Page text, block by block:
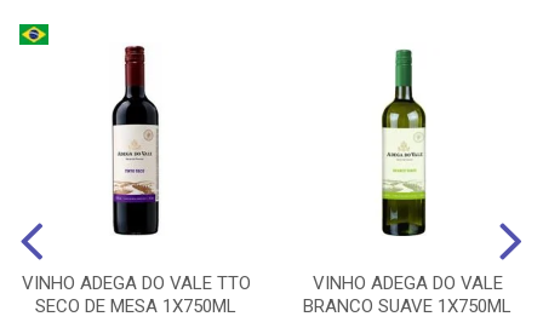
VINHO ADEGA DO VALE TTO
SECO DE MESA 1X750ML
VINHO ADEGA DO VALE
BRANCO SUAVE 1X750ML